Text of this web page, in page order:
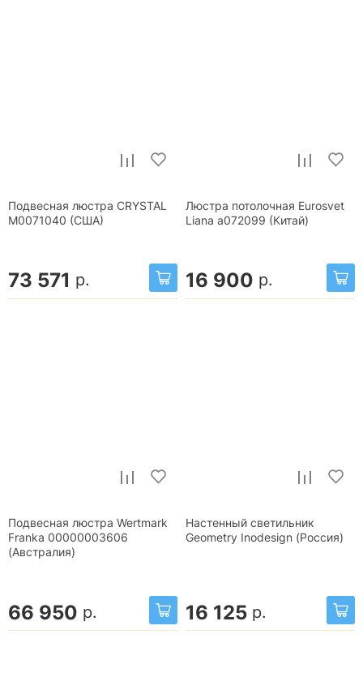
Подвесная люстра CRYSTAL
М0071040 (США)
73 571 р.
Люстра потолочная Eurosvet
Liana a072099 (Китай)
16 900 р.
Подвесная люстра Wertmark
Franka 00000003606
(Австралия)
66 950 р.
Настенный светильник
Geometry Inodesign (Россия)
16 125 р.